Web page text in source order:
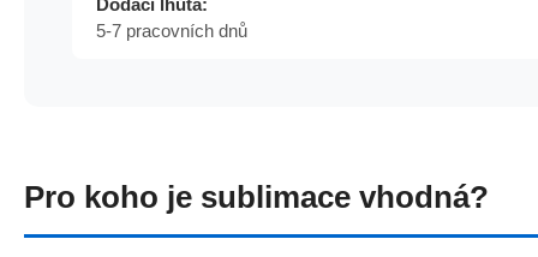
Dodací lhůta:
5-7 pracovních dnů
Pro koho je sublimace vhodná?